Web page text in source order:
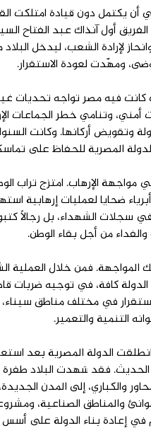
يكتمل دون قيادة امتلكت
أول آنذاك عبد الفتاح
لإرادة الشعب، ليدخل
ومهّدت لعودة الاستقرار.
في وقت كانت فيه مصر تواجه
أمني، وتنامي خطر الجماعات
وتقويض أركانها. وكانت
المصرية للحفاظ على
الإرهاب. امتزج تراب
ضحايا لعمليات إرهابية
في سجلات الشهداء، بل رجالًا
من أجل بقاء الوطن.
كافة، في توجيه ضربات
في مختلف مناطق
التنمية والتعمير.
الدولة المصرية بعد
الحديث. فقد شهدت البلاد
والكباري، إلى المدن
والمناطق الصناعية،
في إعادة بناء الدولة على